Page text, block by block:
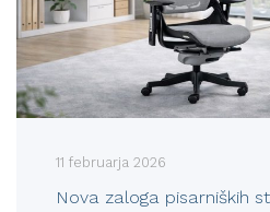
11 februarja 2026
Nova zaloga pisarniških